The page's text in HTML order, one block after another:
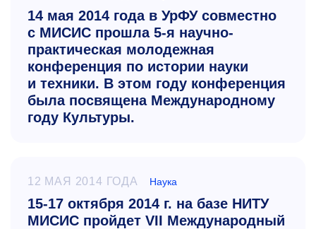
14 мая 2014 года в УрФУ совместно
с МИСИС прошла 5-я научно-
практическая молодежная
конференция по истории науки
и техники. В этом году конференция
была посвящена Международному
году Культуры.
12 МАЯ 2014 ГОДА Наука
15-17 октября 2014 г. на базе НИТУ
МИСИС пройдет VII Международный